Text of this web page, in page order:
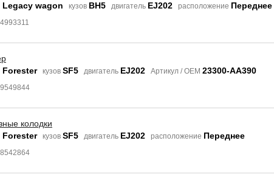
Legacy wagon кузов BH5 двигатель EJ202 расположение Переднее
Forester кузов SF5 двигатель EJ202 Артикул / OEM 23300-AA390
колодки
Forester кузов SF5 двигатель EJ202 расположение Переднее